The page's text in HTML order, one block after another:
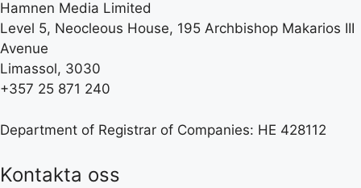
Hamnen Media Limited
Level 5, Neocleous House, 195 Archbishop Makarios III
Avenue
Limassol, 3030
+357 25 871 240
Department of Registrar of Companies: HE 428112
Kontakta oss